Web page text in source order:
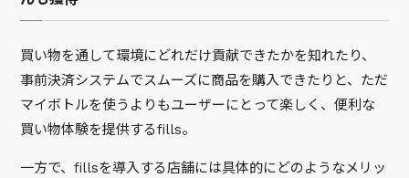
買い物を通して環境にどれだけ貢献できたかを知れたり、
事前決済システムでスムーズに商品を購入できたりと、ただ
マイボトルを使うよりもユーザーにとって楽しく、便利な
買い物体験を提供するfills。
一方で、fillsを導入する店舗には具体的にどのようなメリッ